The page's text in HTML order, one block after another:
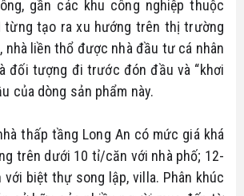
gần các khu công nghiệp thuộc
từng tạo ra xu hướng trên thị trường
nhà liền thổ được nhà đầu tư cá nhân
đối tượng đi trước đón đầu và “khơi
của dòng sản phẩm này.
thấp tầng Long An có mức giá khá
trên dưới 10 tỉ/căn với nhà phố; 12-
biệt thự song lập, villa. Phân khúc